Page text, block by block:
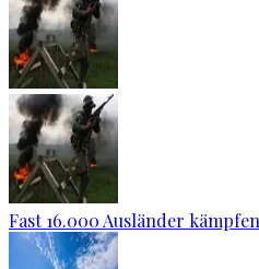
Fast 16.000 Ausländer